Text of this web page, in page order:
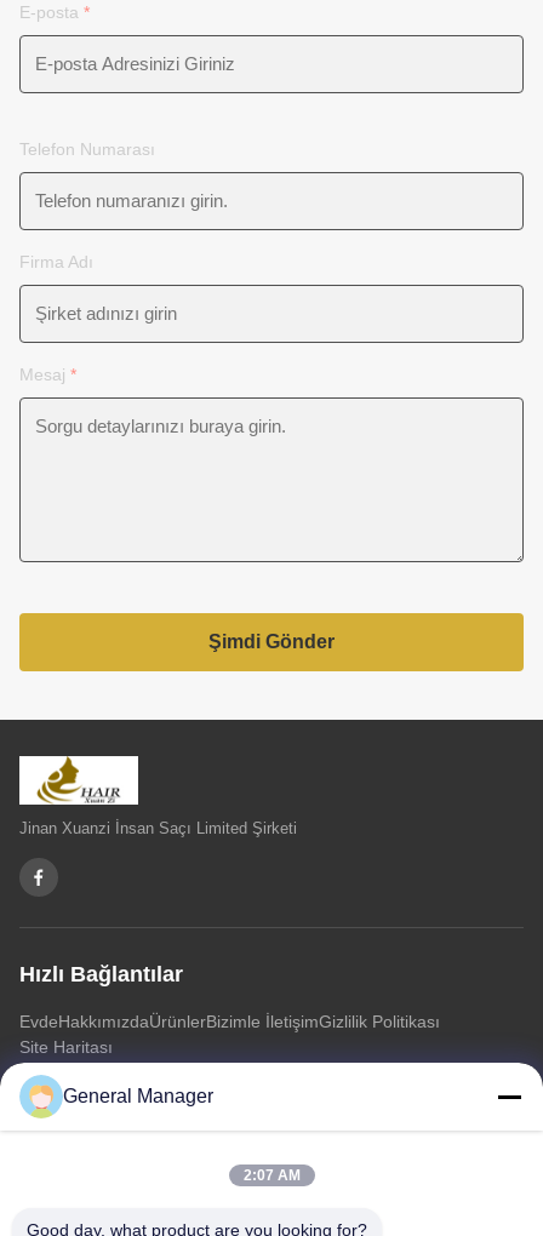
E-posta *
Telefon Numarası
Firma Adı
Mesaj *
Şimdi Gönder
Jinan Xuanzi İnsan Saçı Limited Şirketi
Hızlı Bağlantılar
EvdeHakkımızdaÜrünlerBizimle İletişimGizlilik Politikası
Site Haritası
Bizimle İletişim
Adres: Xingfu Yolu Licheng Bölgesi Jinan Şehri, Shandong
General Manager
2:07 AM
Good day, what product are you looking for?